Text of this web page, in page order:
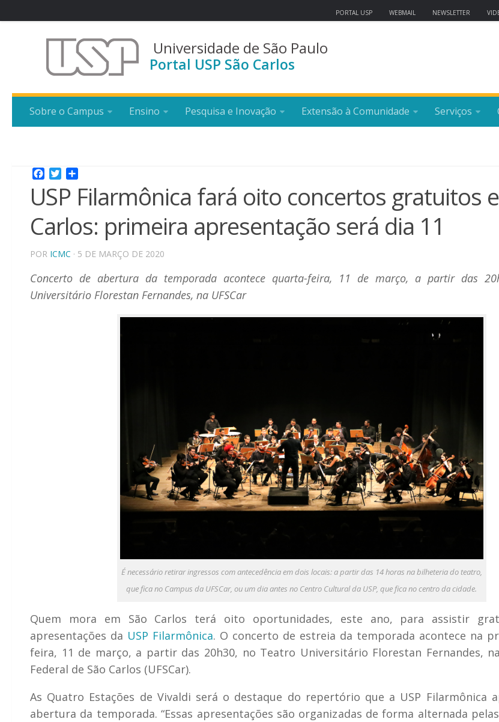
PORTAL USP WEBMAIL NEWSLETTER
Universidade de São Paulo
Portal USP São Carlos
Sobre o Campus Ensino Pesquisa e Inovação Extensão à Comunidade Serviços
Facebook
Twitter
USP Filarmônica fará oito concertos gratuitos
Carlos: primeira apresentação será dia 11
POR ICMC · 5 DE MARÇO DE 2020
Concerto de abertura da temporada acontece quarta-feira, 11 de março, a partir das
Universitário Florestan Fernandes, na UFSCar
É necessário retirar ingressos com antecedência em dois locais: a partir das 14 horas na bilheteria do teatro,
que fica no Campus da UFSCar, ou um dia antes no Centro Cultural da USP, que fica no centro da cidade.
Quem mora em São Carlos terá oito oportunidades, este ano, para assistir
apresentações da USP Filarmônica. O concerto de estreia da temporada acontece na
feira, 11 de março, a partir das 20h30, no Teatro Universitário Florestan Fernandes,
Federal de São Carlos (UFSCar).
As Quatro Estações de Vivaldi será o destaque do repertório que a USP Filarmônica
abertura da temporada. “Essas apresentações são organizadas de forma alternada